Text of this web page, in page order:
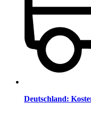
Deutschland: